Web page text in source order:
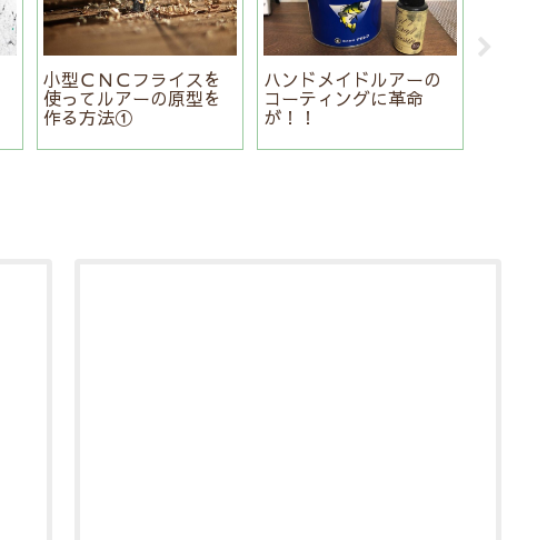
小型ＣＮＣフライスを
使ってルアーの原型を
作る方法①
ハンドメイドルアーの
コーティングに革命
が！！